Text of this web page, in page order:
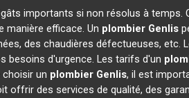
importants si non résolus à temps.
manière efficace. Un plombier Genlis
des chaudières défectueuses, etc.
besoins d'urgence. Les tarifs d'un
un plombier Genlis, il est
offrir des services de qualité, des